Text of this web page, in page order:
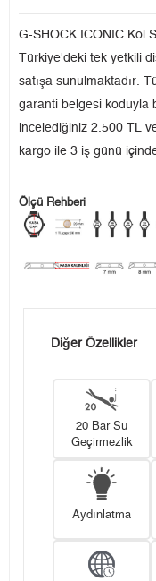
G-SHOCK ICONIC Kol
Türkiye'deki tek yetkili
satışa sunulmaktadır.
garanti belgesi koduyla
incelediğiniz 2.500 TL
kargo ile 3 iş günü
Ölçü Rehberi
Diğer Özellikler
20 Bar Su
Geçirmezlik
Aydınlatma